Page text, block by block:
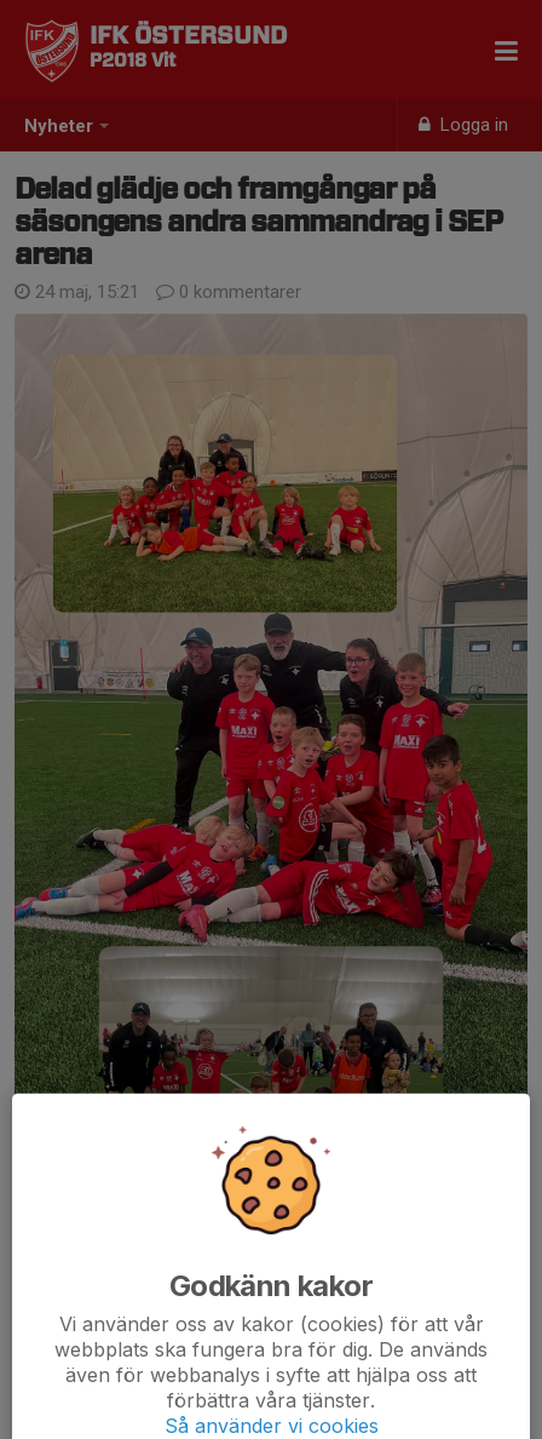
Nyheter Logga in
IFK ÖSTERSUND
P2018 Vit
Delad glädje och framgångar på
säsongens andra sammandrag i SEP
arena
24 maj, 15:21 0 kommentarer
Vi hade två lag på plats som båda fick med sig två vinster
kämpa oavsett position.
Vi fick se ett fantastiskt passningsspel och utnyttjande av ytor
på ett ännu bättre sätt än tidigare. Och vi är så glada för alla
Godkänn kakor
Vi använder oss av kakor (cookies) för att vår
webbplats ska fungera bra för dig. De används
även för webbanalys i syfte att hjälpa oss att
förbättra våra tjänster.
Så använder vi cookies